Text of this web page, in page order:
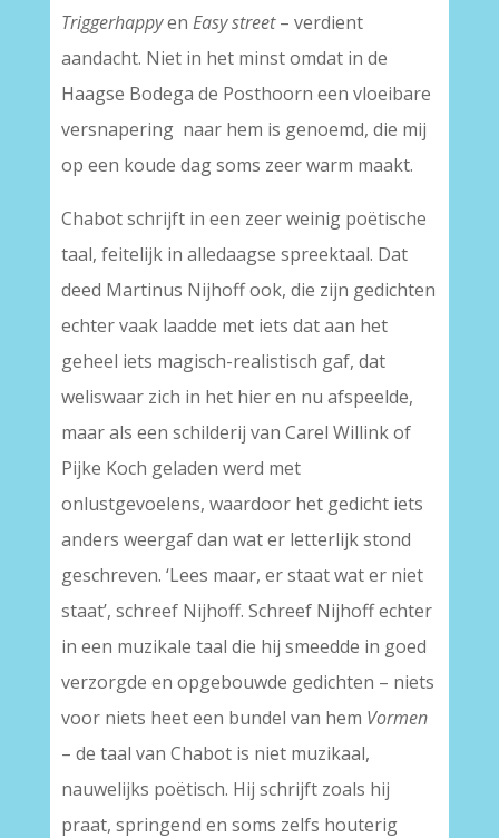
Triggerhappyen Easy street– verdient
aandacht. Niet in het minst omdat in de
Haagse Bodega de Posthoorn een vloeibare
versnapering naar hem is genoemd, die mij
op een koude dag soms zeer warm maakt.
Chabot schrijft in een zeer weinig poëtische
taal, feitelijk in alledaagse spreektaal. Dat
deed Martinus Nijhoff ook, die zijn gedichten
echter vaak laadde met iets dat aan het
geheel iets magisch-realistisch gaf, dat
weliswaar zich in het hier en nu afspeelde,
maar als een schilderij van Carel Willink of
Pijke Koch geladen werd met
onlustgevoelens, waardoor het gedicht iets
anders weergaf dan wat er letterlijk stond
geschreven. ‘Lees maar, er staat wat er niet
staat’, schreef Nijhoff. Schreef Nijhoff echter
in een muzikale taal die hij smeedde in goed
verzorgde en opgebouwde gedichten – niets
voor niets heet een bundel van hem Vormen
– de taal van Chabot is niet muzikaal,
nauwelijks poëtisch. Hij schrijft zoals hij
praat, springend en soms zelfs houterig